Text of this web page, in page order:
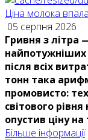
Ціна молока
05 серпня 2026
Гривня з
найпотужніших
після всіх
тонн така
промовисто:
світового
опустив ціну
Більше інформації